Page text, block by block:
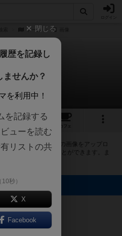
ドーム
ム
の画像
カフェ
ーム（the DOME）」
の画像をアップロ
像に評価を付けることができます。ま
表示されます。
閉じる
歴を記録し
ませんか？
を利用中！
を記録する
ューを読む
リストの共
秒）
X
Facebook